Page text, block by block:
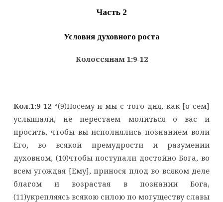
Часть 2
Условия духовного роста
Колоссянам 1:9-12
Кол.1:9-12“(9)Посему и мы с того дня, как [о сем]
услышали, не перестаем молиться о вас и
просить, чтобы вы исполнялись познанием воли
Его, во всякой премудрости и разумении
духовном, (10)чтобы поступали достойно Бога, во
всем угождая [Ему], принося плод во всяком деле
благом и возрастая в познании Бога,
(11)укрепляясь всякою силою по могуществу славы